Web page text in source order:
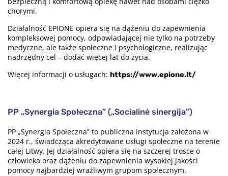
chorymi.
Działalność EPIONE opiera się na dążeniu do zapewnienia
kompleksowej pomocy, odpowiadającej nie tylko na potrzeby
medyczne, ale także społeczne i psychologiczne, realizując
nadrzędny cel – dodać więcej lat do życia.
Więcej informacji o usługach: https://www.epione.lt/
PP „Synergia Społeczna” („Socialinė sinergija”)
PP „Synergia Społeczna” to publiczna instytucja założona w
2024 r., świadcząca akredytowane usługi społeczne na terenie
całej Litwy. Jej działalność opiera się na szczerej trosce o
człowieka oraz dążeniu do zapewnienia wysokiej jakości
pomocy najbardziej wrażliwym grupom społecznym.